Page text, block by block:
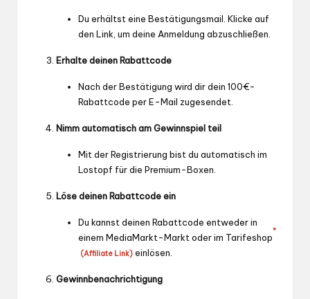
Du erhältst eine Bestätigungsmail. Klicke auf
den Link, um deine Anmeldung abzuschließen.
Erhalte deinen Rabattcode
Nach der Bestätigung wird dir dein 100€-
Rabattcode per E-Mail zugesendet.
Nimm automatisch am Gewinnspiel teil
Mit der Registrierung bist du automatisch im
Lostopf für die Premium-Boxen.
Löse deinen Rabattcode ein
Du kannst deinen Rabattcode entweder in
einem MediaMarkt-Markt oder im Tarifeshop
*
(Affiliate Link) einlösen.
Gewinnbenachrichtigung